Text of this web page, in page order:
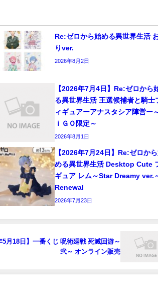
Re:ゼロから始める異世界生活
りver.
2026年8月2日
【2026年7月4日】Re:ゼロから
る異世界生活 王選候補者と騎士
ィギュアーアナスタシア陣営ー
ｉＧＯ限定～
2026年8月1日
【2026年7月24日】Re:ゼロか
める異世界生活 Desktop Cute
ギュア レム～Star Dreamy ver.
Renewal
2026年7月23日
5月18日】一番くじ 呪術廻戦 死滅回游～
弐～ オンライン販売